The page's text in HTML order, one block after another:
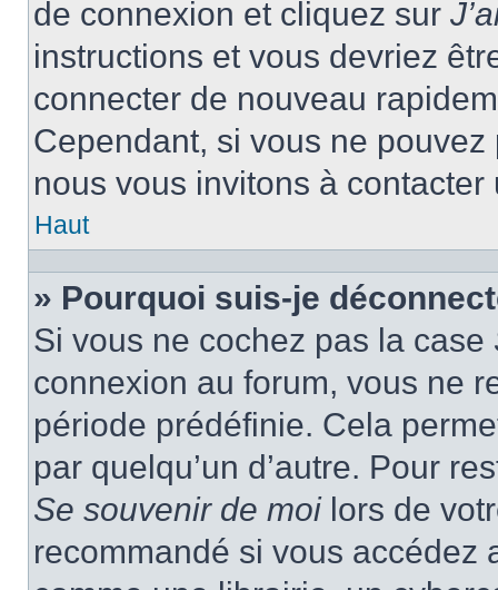
de connexion et cliquez sur
instructions et vous devriez
connecter de nouveau
Cependant, si vous ne
nous vous invitons à
Haut
» Pourquoi suis-je
Si vous ne cochez pas la case
connexion au forum, vous ne
période prédéfinie. Cela
par quelqu’un d’autre. Pour
Se souvenir de moilors de
recommandé si vous accédez